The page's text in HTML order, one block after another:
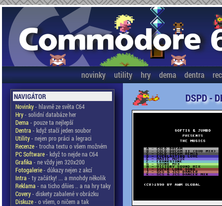
novinky utility hry dema dentra
NAVIGÁTOR
Novinky- hlavně ze světa C64
Hry- solidní databáze her
Dema - pouze ta nejlepší
Dentra - když stačí jeden soubor
Utility- nejen pro práci a legraci
Recenze- trocha textu o všem možném
PC Software- když to nejde na C64
Grafika - ne vždy jen 320x200
Fotogalerie- důkazy nejen z akcí
Intra - ty začátky! ... a mnohdy několik
Reklama - na ticho dňies .. a na hry taky
Covery- diskety zabalené v obrázku
Diskuze- o všem, o ničem a tak
DSPD -